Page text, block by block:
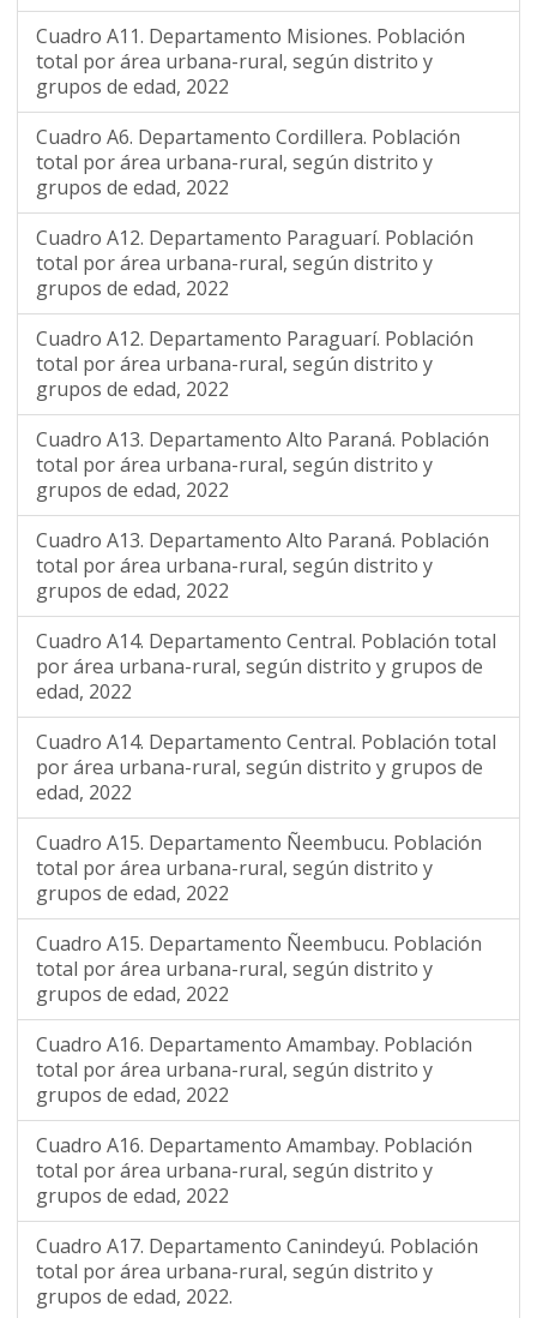
Cuadro A11. Departamento Misiones. Población
total por área urbana-rural, según distrito y
grupos de edad, 2022
Cuadro A6. Departamento Cordillera. Población
total por área urbana-rural, según distrito y
grupos de edad, 2022
Cuadro A12. Departamento Paraguarí. Población
total por área urbana-rural, según distrito y
grupos de edad, 2022
Cuadro A12. Departamento Paraguarí. Población
total por área urbana-rural, según distrito y
grupos de edad, 2022
Cuadro A13. Departamento Alto Paraná. Población
total por área urbana-rural, según distrito y
grupos de edad, 2022
Cuadro A13. Departamento Alto Paraná. Población
total por área urbana-rural, según distrito y
grupos de edad, 2022
Cuadro A14. Departamento Central. Población total
por área urbana-rural, según distrito y grupos de
edad, 2022
Cuadro A14. Departamento Central. Población total
por área urbana-rural, según distrito y grupos de
edad, 2022
Cuadro A15. Departamento Ñeembucu. Población
total por área urbana-rural, según distrito y
grupos de edad, 2022
Cuadro A15. Departamento Ñeembucu. Población
total por área urbana-rural, según distrito y
grupos de edad, 2022
Cuadro A16. Departamento Amambay. Población
total por área urbana-rural, según distrito y
grupos de edad, 2022
Cuadro A16. Departamento Amambay. Población
total por área urbana-rural, según distrito y
grupos de edad, 2022
Cuadro A17. Departamento Canindeyú. Población
total por área urbana-rural, según distrito y
grupos de edad, 2022.